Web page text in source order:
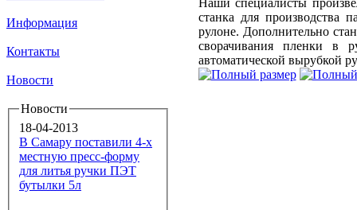
Информация
Контакты
Новости
Новости
18-04-2013
В Самару поставили 4-х
местную пресс-форму
для литья ручки ПЭТ
бутылки 5л
станка для производства
рулоне. Дополнительно
сворачивания пленки в
автоматической вырубкой